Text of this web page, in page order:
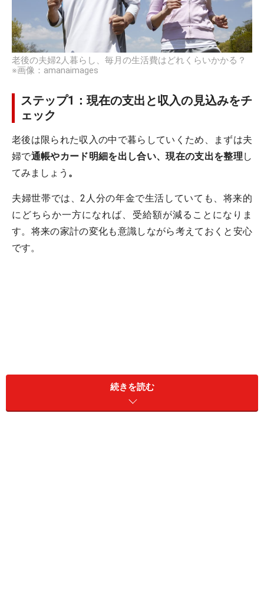
老後の夫婦2人暮らし、毎月の生活費はどれくらいかかる？
※画像：amanaimages
ステップ1：現在の支出と収入の見込みをチ
ェック
老後は限られた収入の中で暮らしていくため、まずは夫
婦で通帳やカード明細を出し合い、現在の支出を整理 し
てみましょう 。
夫婦世帯では、2人分の年金で生活していても、将来的
にどちらか一方になれば、受給額が減ることになりま
す。将来の家計の変化も意識しながら考えておくと安心
です。
続きを読む